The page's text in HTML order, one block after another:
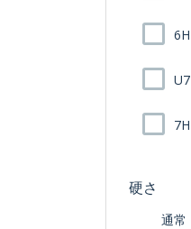
6H
U7
7H
硬さ
通常